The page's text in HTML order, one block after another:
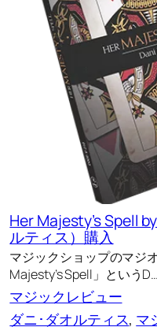
Her Majesty’s Spell
ルティス）購入
マジックショップのマジ
Majesty’s Spell」というD…
マジックレビュー
ダニ･ダオルティス, マ